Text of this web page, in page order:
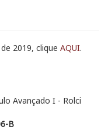
2019, clique AQUI.
Avançado I - Rolci
B